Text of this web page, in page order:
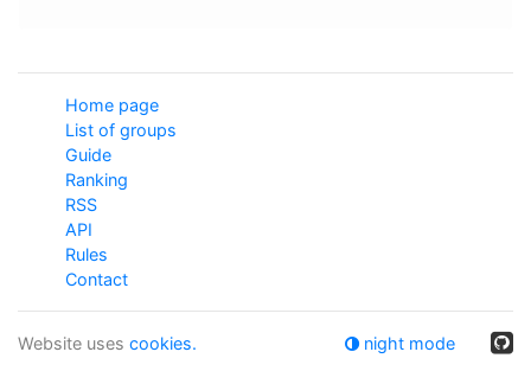
Home page
List of groups
Guide
Ranking
RSS
API
Rules
Contact
Website uses cookies. night mode